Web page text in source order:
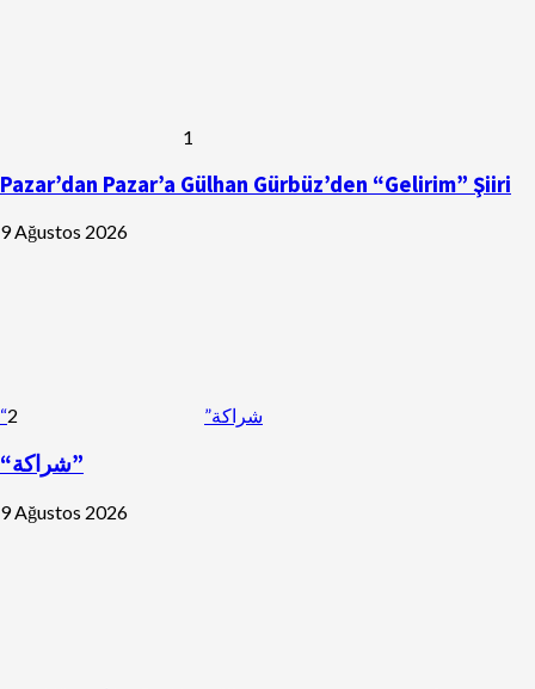
1
Pazar’dan Pazar’a Gülhan Gürbüz’den “Gelirim” Şiiri
9 Ağustos 2026
“شراكة” 2
“شراكة”
9 Ağustos 2026